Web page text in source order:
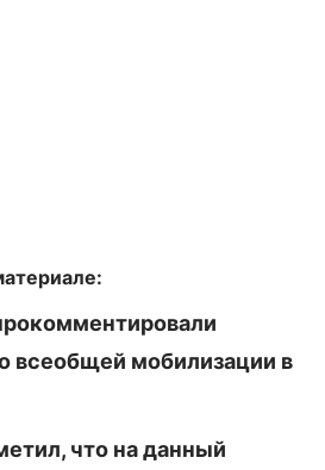
всеобщей мобилизации в
что на данный